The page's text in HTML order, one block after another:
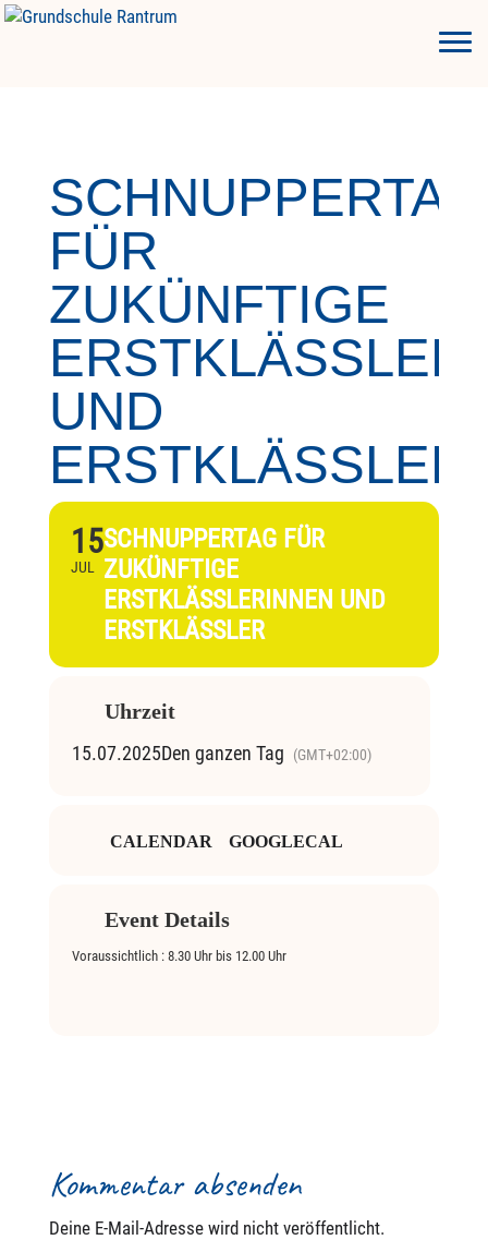
SCHNUPPERTAG
FÜR
ZUKÜNFTIGE
UND
ERSTKLÄSSLER
15
JUL
SCHNUPPERTAG FÜR
ZUKÜNFTIGE
ERSTKLÄSSLERINNEN UND
ERSTKLÄSSLER
Uhrzeit
15.07.2025Den ganzen Tag (GMT+02:00)
CALENDAR GOOGLECAL
Event Details
Voraussichtlich : 8.30 Uhr bis 12.00 Uhr
Kommentar absenden
Deine E-Mail-Adresse wird nicht veröffentlicht.